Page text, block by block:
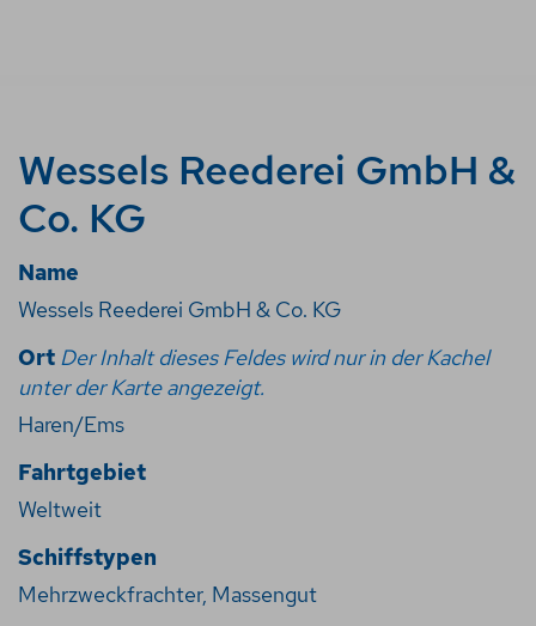
Wessels Reederei GmbH &
Co. KG
Name
Wessels Reederei GmbH & Co. KG
Ort Der Inhalt dieses Feldes wird nur in der Kachel
unter der Karte angezeigt.
Haren/Ems
Fahrtgebiet
Weltweit
Schiffstypen
Mehrzweckfrachter, Massengut